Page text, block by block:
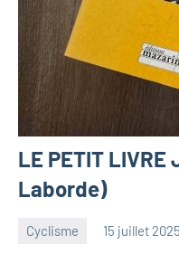
LE PETIT
Laborde)
Cyclisme 15 juillet 2025